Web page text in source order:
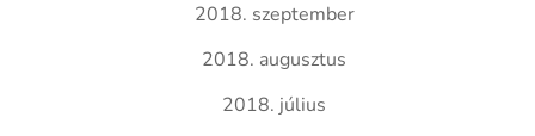
2018. szeptember
2018. augusztus
2018. július